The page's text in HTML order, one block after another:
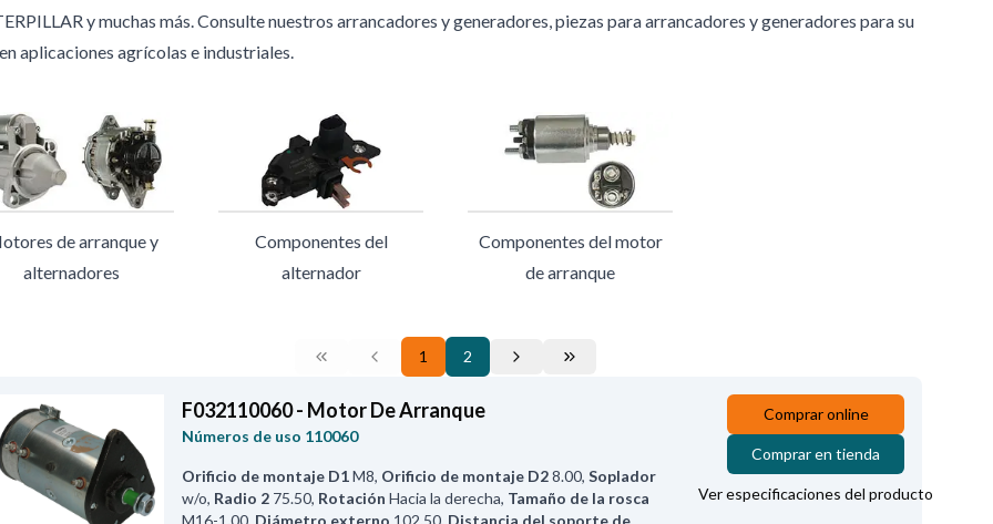
y muchas más. Consulte nuestros arrancadores y generadores, piezas para arrancadores y generadores para su
aplicaciones agrícolas e industriales.
de arranque y
alternadores
Componentes del
alternador
Componentes del motor
de arranque
1 2
F032110060 - Motor De Arranque
Números de uso 110060
Orificio de montaje D1M8, Orificio de montaje D28.00, Soplador
w/o, Radio 2 75.50, Rotación Hacia la derecha, Tamaño de la rosca
Comprar online
Comprar en tienda
Ver especificaciones del producto